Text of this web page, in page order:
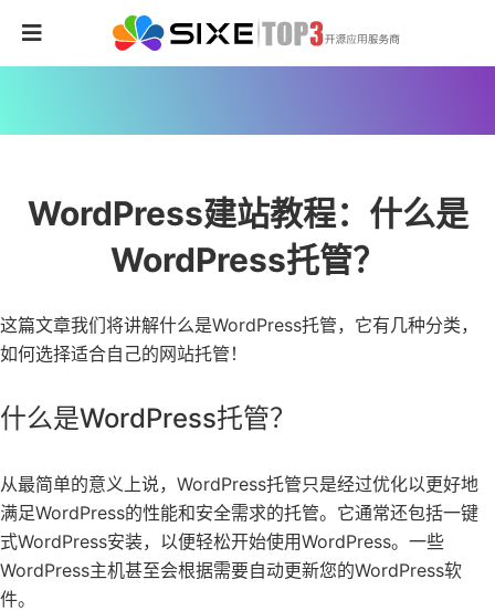
WordPress建站教程：什么是
WordPress托管？
这篇文章我们将讲解什么是WordPress托管，它有几种分类，
如何选择适合自己的网站托管！
什么是WordPress托管？
从最简单的意义上说，WordPress托管只是经过优化以更好地
满足WordPress的性能和安全需求的托管。它通常还包括一键
式WordPress安装，以便轻松开始使用WordPress。一些
WordPress主机甚至会根据需要自动更新您的WordPress软
件。